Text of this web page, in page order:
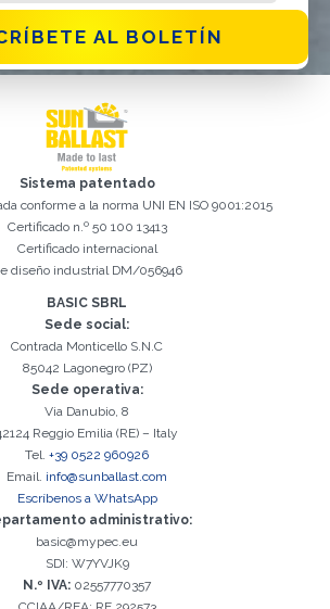
AL BOLETÍN
El campo Nombre es obligatorio
El campo Apellido es obligatorio
El campo Agencia es obligatorio
El campo Ciudad es obligatorio
El campo Teléfono es obligatorio
Correo Electrónico es obligatorio
Electrónico ingresado no válido
aceptar la Política de privacidad
Verifique su casilla de correo electrónico para
continuar con la activación
sentimos, se produjo el siguiente error:
Sistema patentado
conforme a la norma UNI EN ISO 9001:2015
Certificado n.º 50 100 13413
Certificado internacional
diseño industrial DM/056946
BASIC SBRL
Sede social:
Contrada Monticello S.N.C
85042 Lagonegro (PZ)
Sede operativa:
Via Danubio, 8
Reggio Emilia (RE) – Italy
Tel. +39 0522 960926
Email. info@sunballast.com
Escríbenos a WhatsApp
administrativo:
basic@mypec.eu
SDI: W7YVJK9
N.º IVA: 02557770357